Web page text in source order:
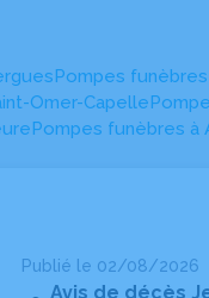
Pompes
Omer-Capelle
Pompes funèbres à
Publié le 02/08/2026
Avis de décès